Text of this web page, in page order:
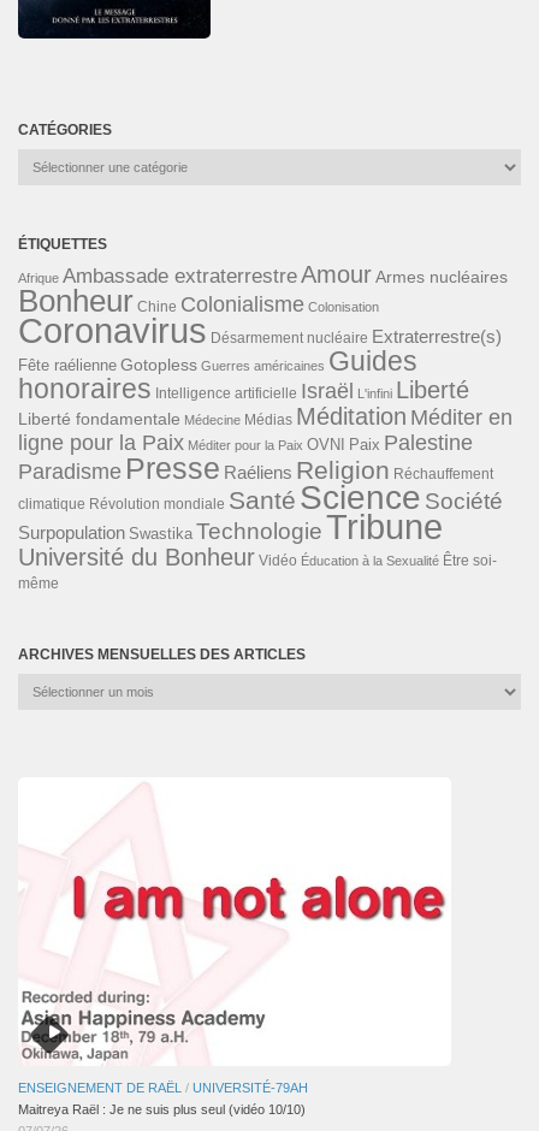
CATÉGORIES
Catégories
ÉTIQUETTES
Afrique Ambassade extraterrestreAmourArmes nucléaires
Bonheur Chine Colonialisme Colonisation
Coronavirus Désarmement nucléaire Extraterrestre(s)
Fête raélienne Gotopless Guerres américaines Guides
honoraires Intelligence artificielle Israël L'infini Liberté
Liberté fondamentale Médecine Médias Méditation Méditer en
ligne pour la Paix Méditer pour la Paix OVNI Paix Palestine
Paradisme Presse Raéliens Religion Réchauffement
climatique Révolution mondiale Santé Science Société
Surpopulation Swastika TechnologieTribune
Université du Bonheur Vidéo Éducation à la Sexualité Être soi-
même
ARCHIVES MENSUELLES DES ARTICLES
Archives
ENSEIGNEMENT DE RAËL / UNIVERSITÉ-79AH
Maitreya Raël : Je ne suis plus seul (vidéo 10/10)